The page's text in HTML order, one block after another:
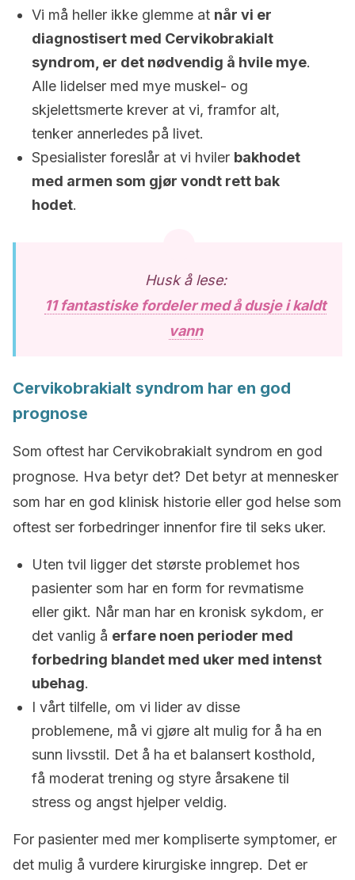
Vi må heller ikke glemme at når vi er
diagnostisert med Cervikobrakialt
syndrom, er det nødvendig å hvile mye.
Alle lidelser med mye muskel- og
skjelettsmerte krever at vi, framfor alt,
tenker annerledes på livet.
Spesialister foreslår at vi hviler bakhodet
med armen som gjør vondt rett bak
hodet.
Husk å lese:
11 fantastiske fordeler med å dusje i kaldt
vann
Cervikobrakialt syndrom har en god
prognose
Som oftest har Cervikobrakialt syndrom en god
prognose. Hva betyr det? Det betyr at mennesker
som har en god klinisk historie eller god helse som
oftest ser forbedringer innenfor fire til seks uker.
Uten tvil ligger det største problemet hos
pasienter som har en form for revmatisme
eller gikt. Når man har en kronisk sykdom, er
det vanlig å erfare noen perioder med
forbedring blandet med uker med intenst
ubehag.
I vårt tilfelle, om vi lider av disse
problemene, må vi gjøre alt mulig for å ha en
sunn livsstil. Det å ha et balansert kosthold,
få moderat trening og styre årsakene til
stress og angst hjelper veldig.
For pasienter med mer kompliserte symptomer, er
det mulig å vurdere kirurgiske inngrep. Det er